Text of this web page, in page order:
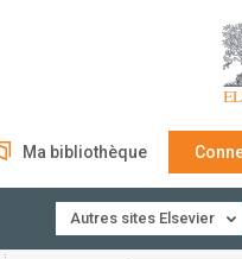
Ma bibliothèque
Autres sites Elsevier